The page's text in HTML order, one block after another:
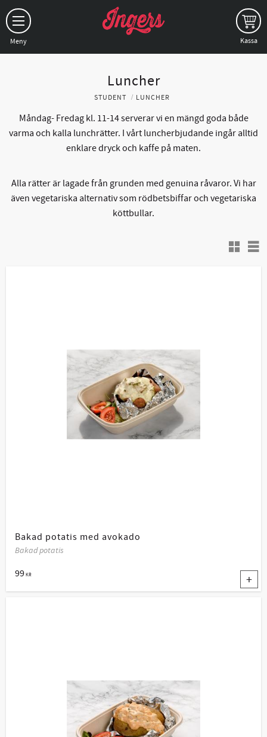
Meny
Luncher
STUDENT LUNCHER
Måndag- Fredag kl. 11-14 serverar vi en mängd goda både
varma och kalla lunchrätter. I vårt luncherbjudande ingår alltid
enklare dryck och kaffe på maten.
Alla rätter är lagade från grunden med genuina råvaror. Vi har
även vegetariska alternativ som rödbetsbiffar och vegetariska
köttbullar.
Bakad potatis med avokado
Bakad potatis
99KR